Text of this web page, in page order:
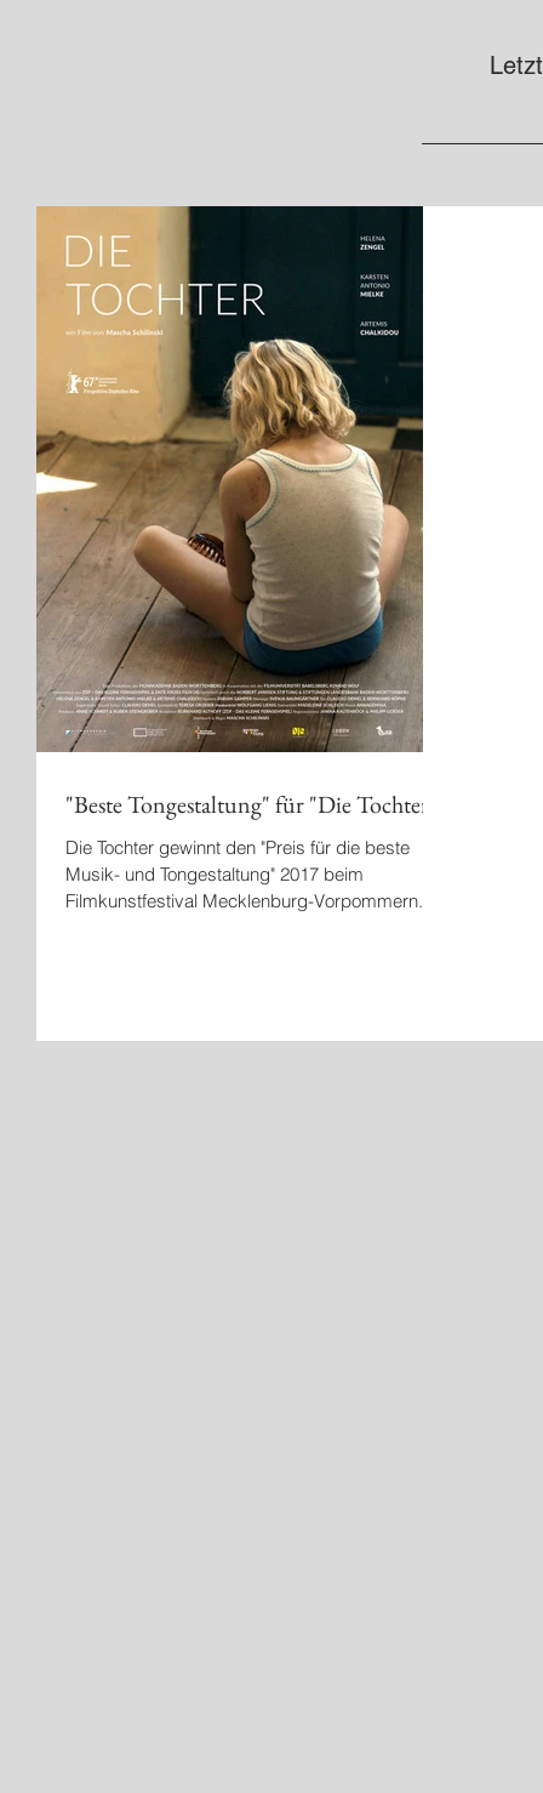
"Beste Tongestaltung" für "Die Tochter"
Die Tochter gewinnt den "Preis für die beste
Musik- und Tongestaltung" 2017 beim
Filmkunstfestival Mecklenburg-Vorpommern.